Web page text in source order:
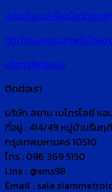
สอบเทียบเครื่องมือวัดอุตส
จัดทำระบบคุณภาพในโรงง
บริการฝึกอบรม
ติดต่อเรา
บริษัท สยาม เมโทรโลยี แ
ที่อยู่ : 414/49 หมู่บ้านรื่นฤ
กรุงเทพมหานคร 10510
โทร : 096 369 5150
Line : @sms98
Email :